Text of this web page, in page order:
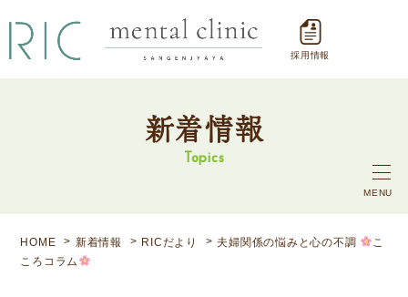
採用情報
MENU
新着情報
Topics
HOME 新着情報 RICだより 夫婦関係の悩みと心の不調
こ
ころコラム